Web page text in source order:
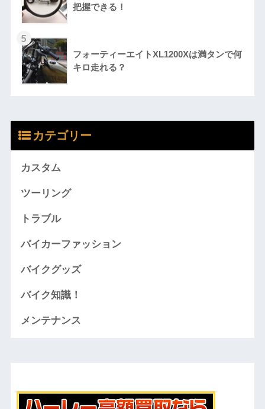
把握できる！
5
フォーティーエイトXL1200Xは満タンで何
キロ走れる？
カテゴリー
カスタム
ツーリング
トラブル
バイカーファッション
バイクグッズ
バイク知識！
メンテナンス